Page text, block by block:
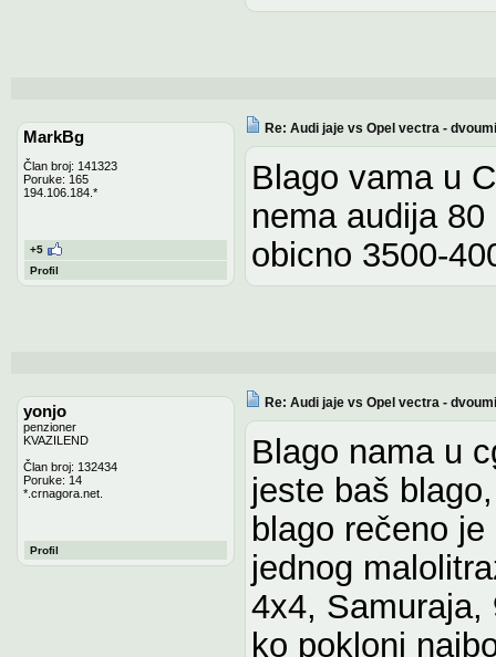
MarkBg
Član broj: 141323
Poruke: 165
194.106.184.*
+5
Profil
Re: Audi jaje vs Opel vectra -
Blago vama u
nema audija
obicno 3500-
yonjo
penzioner
KVAZILEND
Član broj: 132434
Poruke: 14
*.crnagora.net.
Profil
Re: Audi jaje vs Opel vectra -
Blago nama u
jeste baš
blago rečeno
jednog
4x4, Samuraja,
ko pokloni